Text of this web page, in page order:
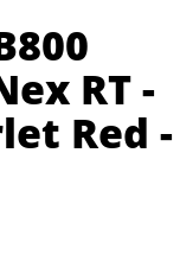
RT -
Red -